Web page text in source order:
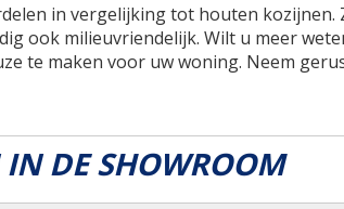
in vergelijking tot houten kozijnen.
ook milieuvriendelijk. Wilt u meer
te maken voor uw woning. Neem
DE SHOWROOM